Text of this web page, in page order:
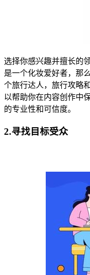
选择你感兴趣并擅长的
是一个化妆爱好者，那
个旅行达人，旅行攻略
以帮助你在内容创作中
的专业性和可信度。
2.寻找目标受众